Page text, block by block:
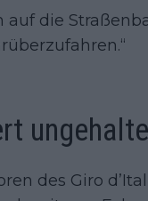
die
des Giro